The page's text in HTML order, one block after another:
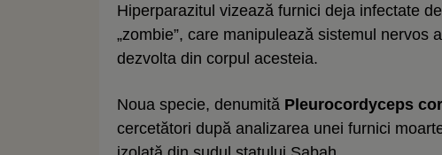
Hiperparazitul vizează furnici deja infectate de
„zombie”, care manipulează sistemul
dezvolta din corpul acesteia.
Noua specie, denumită Pleurocordyceps
cercetători după analizarea unei furnici